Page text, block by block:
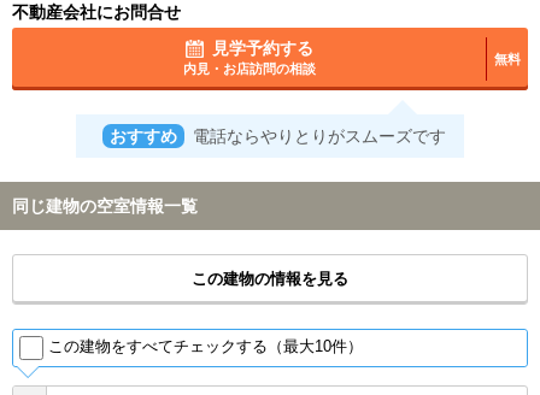
不動産会社にお問合せ
見学予約する
内見・お店訪問の相談
無料
おすすめ 電話ならやりとりがスムーズです
同じ建物の空室情報一覧
この建物の情報を見る
この建物をすべてチェックする（最大10件）